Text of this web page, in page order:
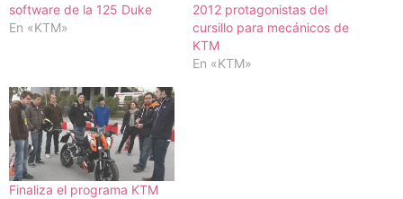
software de la 125 Duke
En «KTM»
2012 protagonistas del
cursillo para mecánicos de
KTM
En «KTM»
Finaliza el programa KTM